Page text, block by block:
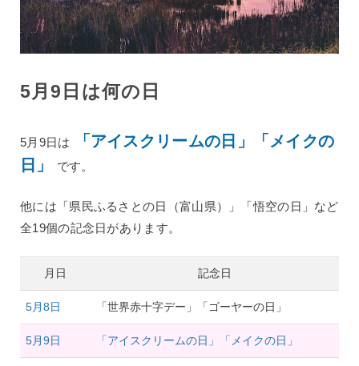
5月9日は何の日
5月9日は
「アイスクリームの日」「メイクの
日」
です。
他には「県民ふるさとの日（富山県）」「悟空の日」など
全19個の記念日があります。
月日 記念日
5月8日 「世界赤十字デー」「ゴーヤーの日」
5月9日 「アイスクリームの日」「メイクの日」